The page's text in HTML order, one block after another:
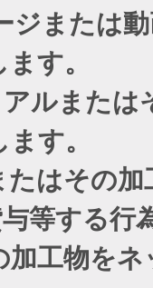
ジまたは
す。
ルまたは
す。
はその加
等する行
工物を